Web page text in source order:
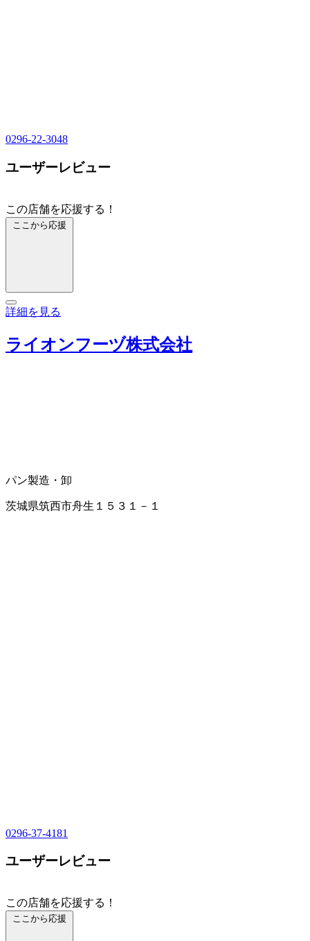
0296-22-3048
ユーザーレビュー
この店舗を応援する！
ここから応援
詳細を見る
ライオンフーヅ株式会社
パン製造・卸
茨城県筑西市舟生１５３１－１
0296-37-4181
ユーザーレビュー
この店舗を応援する！
ここから応援